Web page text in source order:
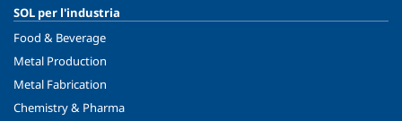
SOL per l'industria
Food & Beverage
Metal Production
Metal Fabrication
Chemistry & Pharma